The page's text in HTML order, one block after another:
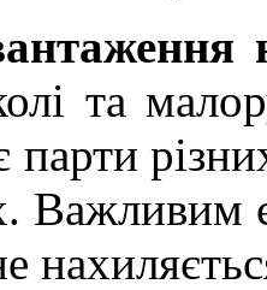
та
парти
Важливим